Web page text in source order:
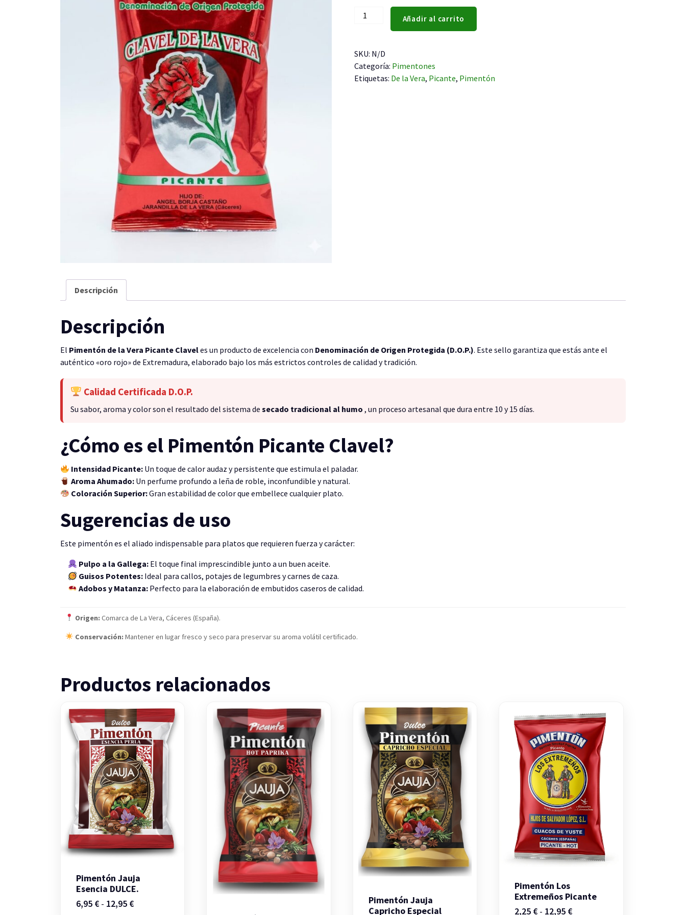
Pimentón
la
Vera
Picante
cantidad
Añadir al carrito
SKU: N/D
Categoría: Pimentones
Etiquetas: De la Vera, Picante, Pimentón
Descripción
Descripción
El Pimentón de la Vera Picante Claveles un producto de excelencia con Denominación de Origen Protegida (D.O.P.). Este sello garantiza que estás ante el
auténtico «oro rojo» de Extremadura, elaborado bajo los más estrictos controles de calidad y tradición.
Calidad Certificada D.O.P.
Su sabor, aroma y color son el resultado del sistema de secado tradicional al humo , un proceso artesanal que dura entre 10 y 15 días.
¿Cómo es el Pimentón Picante Clavel?
Intensidad Picante: Un toque de calor audaz y persistente que estimula el paladar.
Aroma Ahumado: Un perfume profundo a leña de roble, inconfundible y natural.
Coloración Superior:Gran estabilidad de color que embellece cualquier plato.
Sugerencias de uso
Este pimentón es el aliado indispensable para platos que requieren fuerza y carácter:
Pulpo a la Gallega: El toque final imprescindible junto a un buen aceite.
Guisos Potentes: Ideal para callos, potajes de legumbres y carnes de caza.
Adobos y Matanza: Perfecto para la elaboración de embutidos caseros de calidad.
Origen: Comarca de La Vera, Cáceres (España).
Conservación: Mantener en lugar fresco y seco para preservar su aroma volátil certificado.
Productos relacionados
Pimentón Jauja
Esencia DULCE.
6,95 € - 12,95 €Rango
Pimentón Jauja
Capricho Especial
Pimentón Los
Extremeños Picante
2,25 € - 12,95 €Rango